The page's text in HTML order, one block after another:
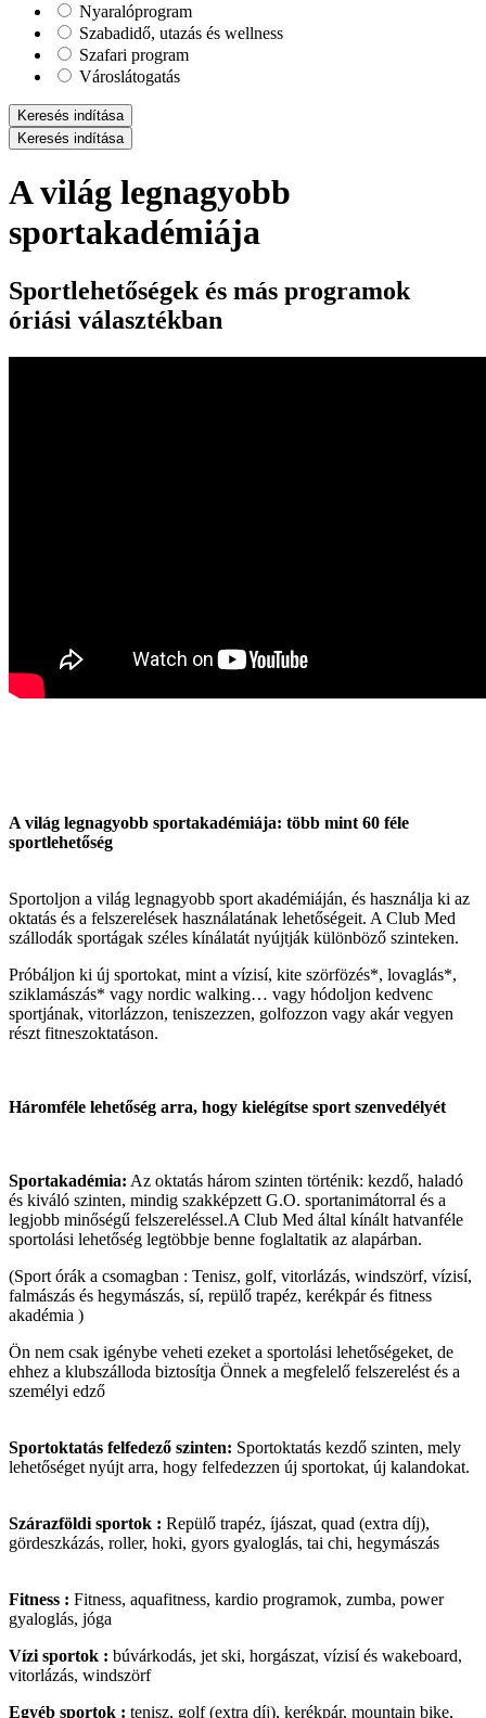
Nyaralóprogram
Szabadidő, utazás és wellness
Szafari program
Városlátogatás
Keresés indítása
Keresés indítása
A világ legnagyobb
sportakadémiája
Sportlehetőségek és más programok
óriási választékban
A világ legnagyobb sportakadémiája: több mint 60 féle
sportlehetőség
Sportoljon a világ legnagyobb sport akadémiáján, és használja ki az
oktatás és a felszerelések használatának lehetőségeit. A Club Med
szállodák sportágak széles kínálatát nyújtják különböző szinteken.
Próbáljon ki új sportokat, mint a vízisí, kite szörfözés*, lovaglás*,
sziklamászás* vagy nordic walking… vagy hódoljon kedvenc
sportjának, vitorlázzon, teniszezzen, golfozzon vagy akár vegyen
részt fitneszoktatáson.
Háromféle lehetőség arra, hogy kielégítse sport szenvedélyét
Sportakadémia: Az oktatás három szinten történik: kezdő, haladó
és kiváló szinten, mindig szakképzett G.O. sportanimátorral és a
legjobb minőségű felszereléssel.A Club Med által kínált hatvanféle
sportolási lehetőség legtöbbje benne foglaltatik az alapárban.
(Sport órák a csomagban : Tenisz, golf, vitorlázás, windszörf, vízisí,
falmászás és hegymászás, sí, repülő trapéz, kerékpár és fitness
akadémia )
Ön nem csak igénybe veheti ezeket a sportolási lehetőségeket, de
ehhez a klubszálloda biztosítja Önnek a megfelelő felszerelést és a
személyi edző
Sportoktatás felfedező szinten: Sportoktatás kezdő szinten, mely
lehetőséget nyújt arra, hogy felfedezzen új sportokat, új kalandokat.
Szárazföldi sportok : Repülő trapéz, íjászat, quad (extra díj),
gördeszkázás, roller, hoki, gyors gyaloglás, tai chi, hegymászás
Fitness : Fitness, aquafitness, kardio programok, zumba, power
gyaloglás, jóga
Vízi sportok : búvárkodás, jet ski, horgászat, vízisí és wakeboard,
vitorlázás, windszörf
Egyéb sportok : tenisz, golf (extra díj), kerékpár, mountain bike,